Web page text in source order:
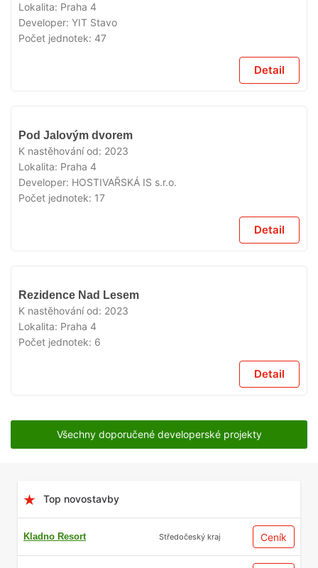
Lokalita: Praha 4
Developer: YIT Stavo
Počet jednotek: 47
Detail
Pod Jalovým dvorem
K nastěhování od: 2023
Lokalita: Praha 4
Developer: HOSTIVAŘSKÁ IS s.r.o.
Počet jednotek: 17
Detail
Rezidence Nad Lesem
K nastěhování od: 2023
Lokalita: Praha 4
Počet jednotek: 6
Detail
Všechny doporučené developerské projekty
Top novostavby
Kladno Resort Středočeský kraj Ceník